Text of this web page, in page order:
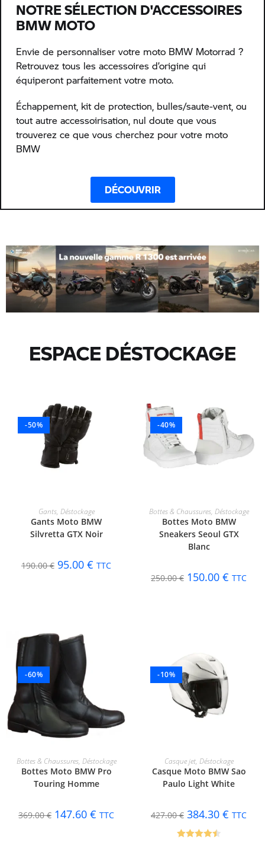
NOTRE SÉLECTION D'ACCESSOIRES
BMW MOTO
Envie de personnaliser votre moto BMW Motorrad ?
Retrouvez tous les accessoires d’origine qui
équiperont parfaitement votre moto.
Échappement, kit de protection, bulles/saute-vent, ou
tout autre accessoirisation, nul doute que vous
trouverez ce que vous cherchez pour votre moto
BMW
DÉCOUVRIR
ESPACE DÉSTOCKAGE
-50%
CHOIX DES OPTIONS
Gants, Déstockage
Gants Moto BMW
Silvretta GTX Noir
190.00€ 95.00 € TTC
-40%
CHOIX DES OPTIONS
Bottes & Chaussures, Déstockage
Bottes Moto BMW
Sneakers Seoul GTX
Blanc
250.00€ 150.00 € TTC
-60%
CHOIX DES OPTIONS
Bottes & Chaussures, Déstockage
Bottes Moto BMW Pro
Touring Homme
369.00€ 147.60 € TTC
-10%
CHOIX DES OPTIONS
Casque jet, Déstockage
Casque Moto BMW Sao
Paulo Light White
427.00€ 384.30 € TTC